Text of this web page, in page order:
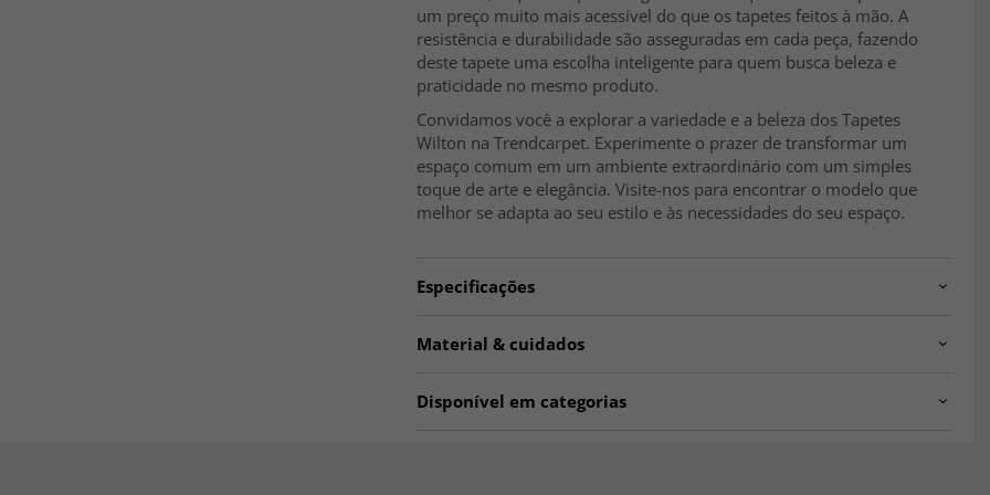
um preço muito mais acessível do que os tapetes feitos à mão. A
resistência e durabilidade são asseguradas em cada peça, fazendo
deste tapete uma escolha inteligente para quem busca beleza e
praticidade no mesmo produto.
Convidamos você a explorar a variedade e a beleza dos Tapetes
Wilton na Trendcarpet. Experimente o prazer de transformar um
espaço comum em um ambiente extraordinário com um simples
toque de arte e elegância. Visite-nos para encontrar o modelo que
melhor se adapta ao seu estilo e às necessidades do seu espaço.
Especificações
Material & cuidados
Disponível em categorias